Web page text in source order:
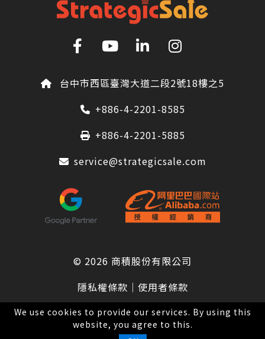
台中市西區臺灣大道二段2號18樓之5
+886-4-2201-8585
+886-4-2201-5885
service@strategicsale.com
© 2026 商積股份有限公司
隱私權條款 ｜ 使用者條款
We use cookies to provide our services. By using this
website, you agree to this.